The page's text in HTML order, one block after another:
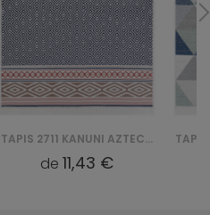
TAPIS 2711 KANUNI AZTECA BAWEŁNIANY
de11,43 €